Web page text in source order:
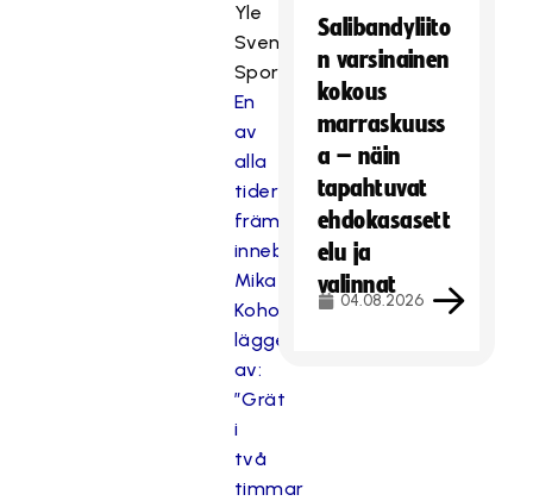
Yle
Svenska
Sporten:
En
av
alla
tiders
främsta
innebandyspelare
Mika
Kohonen
lägger
av:
”Grät
i
två
timmar
Salibandyliito
n varsinainen
kokous
marraskuuss
a – näin
tapahtuvat
ehdokasasett
elu ja
valinnat
04.08.2026